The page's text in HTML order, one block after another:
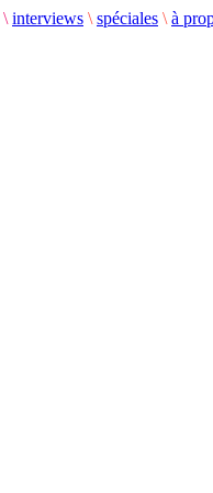
\ interviews \ spéciales \ à